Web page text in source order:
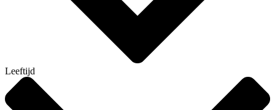
Leeftijd